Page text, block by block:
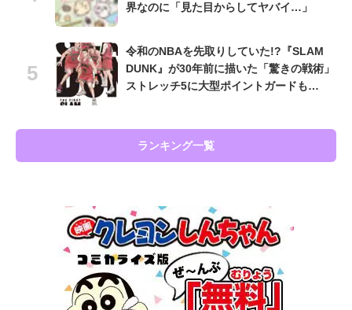
界なのに「見た目からしてヤバイ…」
令和のNBAを先取りしていた!?『SLAM
DUNK』が30年前に描いた「驚きの戦術」
ストレッチ5に大型ポイントガードも…
ランキング一覧